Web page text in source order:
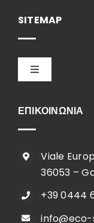
SITEMAP
Toggle
ΕΠΙΚΟΙΝΩΝΙΑ
Viale
36053 –
+39 0444